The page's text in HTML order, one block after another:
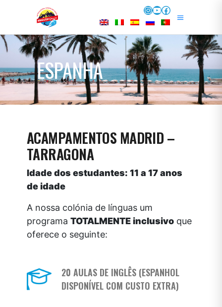
Instagram
YouTube
Facebook
ESPANHA
ACAMPAMENTOS MADRID –
TARRAGONA
Idade dos estudantes: 11 a 17 anos
de idade
A nossa colónia de línguas um
programa TOTALMENTE inclusivo que
oferece o seguinte:
20 AULAS DE INGLÊS (ESPANHOL
DISPONÍVEL COM CUSTO EXTRA)